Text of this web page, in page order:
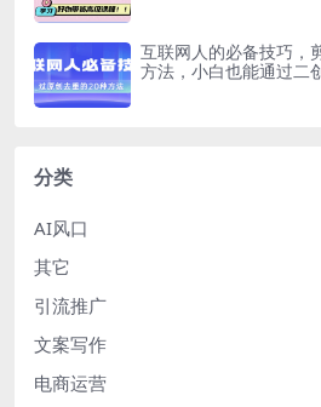
互联网人的必备技巧，
方法，小白也能通过二
分类
AI风口
其它
引流推广
文案写作
电商运营